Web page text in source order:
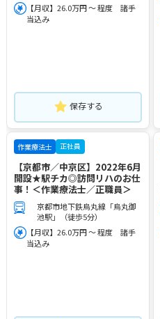
【月収】26.0万円 ～ 程度 諸手
当込み
保存する
作業療法士 正社員
【京都市／中京区】2022年6月
開設★駅チカ◎訪問リハのお仕
事！＜作業療法士／正職員＞
京都市地下鉄烏丸線「烏丸御
池駅」（徒歩5分）
【月収】26.0万円 ～ 程度 諸手
当込み